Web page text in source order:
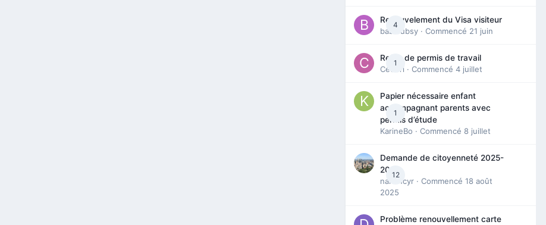
4
Renouvelement du Visa visiteur
babibubsy · Commencé 21 juin
1
Refus de permis de travail
Cedbri · Commencé 4 juillet
1
Papier nécessaire enfant
accompagnant parents avec
permis d’étude
KarineBo · Commencé 8 juillet
12
Demande de citoyenneté 2025-
2026
nanancyr · Commencé 18 août
2025
Problème renouvellement carte